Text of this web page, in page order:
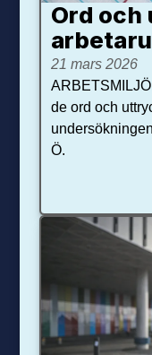
Ord
21 mars 2026
de ord och
Ö.